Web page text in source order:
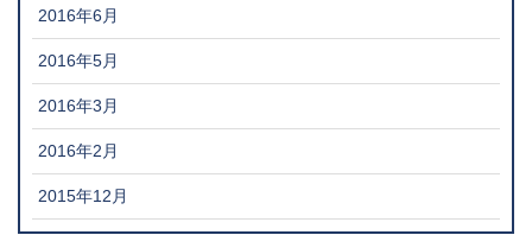
2016年6月
2016年5月
2016年3月
2016年2月
2015年12月